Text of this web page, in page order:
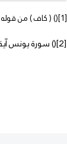
[1]
)) ( كاف ) من قوله
[2]
)) سورة يونس آية